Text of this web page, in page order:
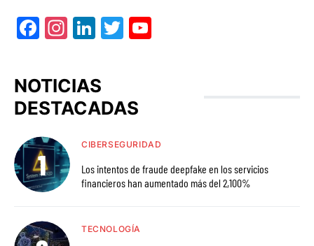
Facebook
Instagram
LinkedIn
Twitter
NOTICIAS
DESTACADAS
CIBERSEGURIDAD
Los intentos de fraude deepfake en los servicios
financieros han aumentado más del 2,100%
TECNOLOGÍA